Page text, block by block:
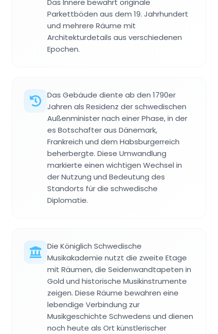
Das Innere bewahrt originale
Parkettböden aus dem 19. Jahrhundert
und mehrere Räume mit
Architekturdetails aus verschiedenen
Epochen.
Das Gebäude diente ab den 1790er
Jahren als Residenz der schwedischen
Außenminister nach einer Phase, in der
es Botschafter aus Dänemark,
Frankreich und dem Habsburgerreich
beherbergte. Diese Umwandlung
markierte einen wichtigen Wechsel in
der Nutzung und Bedeutung des
Standorts für die schwedische
Diplomatie.
Die Königlich Schwedische
Musikakademie nutzt die zweite Etage
mit Räumen, die Seidenwandtapeten in
Gold und historische Musikinstrumente
zeigen. Diese Räume bewahren eine
lebendige Verbindung zur
Musikgeschichte Schwedens und dienen
noch heute als Ort künstlerischer